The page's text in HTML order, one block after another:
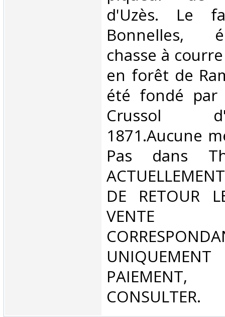
d'Uzès. Le
Bonnelles,
chasse à
en forêt de
été fondé par
Crussol
1871.Aucune
Pas dans
DE RETOUR
CONSULTER.‎